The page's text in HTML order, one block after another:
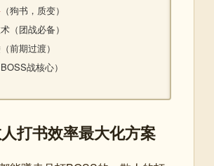
（狗书，质变）
（团战必备）
前期过渡）
战核心）
打书效率最大化方案